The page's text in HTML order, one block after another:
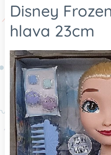
Disney
hlava 23cm